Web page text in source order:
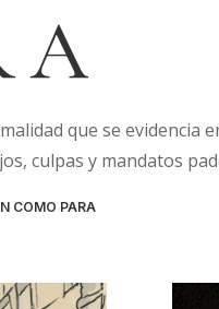
que se evidencia
culpas y mandatos
COMO PARA